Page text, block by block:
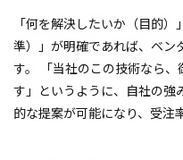
「何を解決したいか（目的
準）」が明確であれば、ベン
す。 「当社のこの技術なら
す」というように、自社の強
的な提案が可能になり、受注